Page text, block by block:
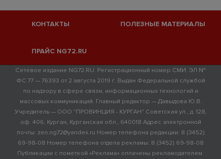
КОНТАКТЫ ПОЛЕЗНЫЕ МАТЕРИАЛЫ
ПРАЙС NG72.RU
Сетевое издание NG72.RU. Регистрационный номер СМИ: ЭЛ №
ФС 77 — 76393 от 2 августа 2019 г. Выдан Федеральной службой
по надзору в сфере связи, информационных технологий и
массовых коммуникаций. Главный редактор — Давыдова Ю.В.
Учредитель — ООО "ПРОВИНЦИЯ - КУРГАН" Советская ул., д. 128,
оф. 406, Курган, Курганская обл., 640018 Адрес электронной
почты: zen.ng72@yandex.ru Номер телефона редакции: 8 (3452)
69-98-08 Номер телефона отдела рекламы: 8 (3452) 69-98-08
Публикации с пометкой «Реклама» оплачены рекламодателем.